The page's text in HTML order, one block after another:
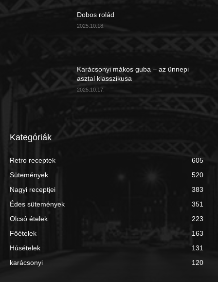
Dobos rolád
2025.10.18.
Karácsonyi mákos guba – az ünnepi
asztal klasszikusa
2025.10.17.
Kategóriák
Retro receptek
605
Sütemények
520
Nagyi receptjei
383
Édes sütemények
351
Olcsó ételek
223
Főételek
163
Húsételek
131
karácsonyi
120